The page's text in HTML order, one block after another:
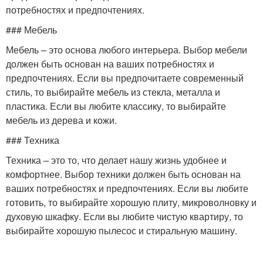
потребностях и предпочтениях.
### Мебель
Мебель – это основа любого интерьера. Выбор мебели
должен быть основан на ваших потребностях и
предпочтениях. Если вы предпочитаете современный
стиль, то выбирайте мебель из стекла, металла и
пластика. Если вы любите классику, то выбирайте
мебель из дерева и кожи.
### Техника
Техника – это то, что делает нашу жизнь удобнее и
комфортнее. Выбор техники должен быть основан на
ваших потребностях и предпочтениях. Если вы любите
готовить, то выбирайте хорошую плиту, микроволновку и
духовую шкафку. Если вы любите чистую квартиру, то
выбирайте хорошую пылесос и стиральную машину.